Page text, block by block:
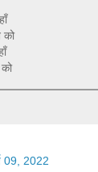
को
09, 2022